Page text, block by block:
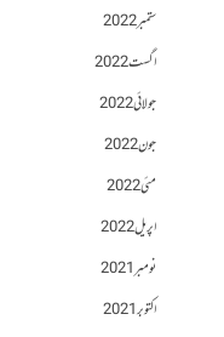
ستمبر 2022
اگست 2022
جولائی 2022
جون 2022
مئی 2022
اپریل 2022
نومبر 2021
اکتوبر 2021